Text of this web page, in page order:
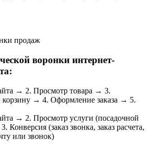
продаж
воронки интернет-
→ 2. Просмотр товара → 3.
корзину → 4. Оформление заказа → 5.
→ 2. Просмотр услуги (посадочной
Конверсия (заказ звонка, заказ расчета,
или звонок)